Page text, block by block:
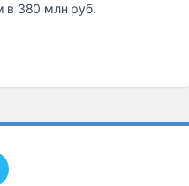
в 380 млн руб.